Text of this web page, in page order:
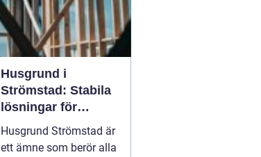
Husgrund i
Strömstad: Stabila
lösningar för
boende vid kusten
Husgrund Strömstad är
ett ämne som berör alla